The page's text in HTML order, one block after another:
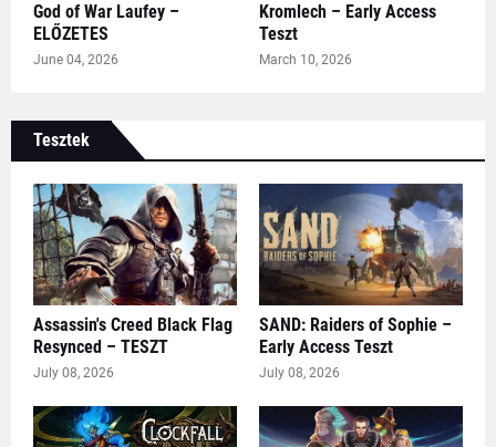
God of War Laufey –
ELŐZETES
June 04, 2026
Kromlech – Early Access
Teszt
March 10, 2026
Tesztek
Assassin's Creed Black Flag
Resynced – TESZT
July 08, 2026
SAND: Raiders of Sophie –
Early Access Teszt
July 08, 2026